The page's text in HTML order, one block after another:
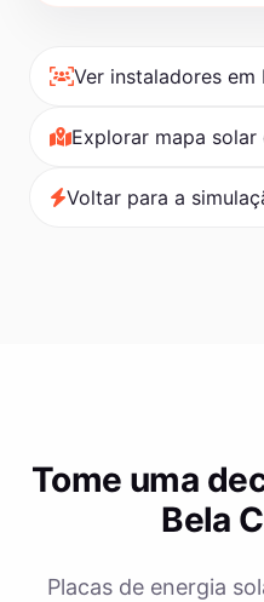
Ver instaladores em
Explorar mapa
Voltar para a
Tome uma
Bela
Placas de energia